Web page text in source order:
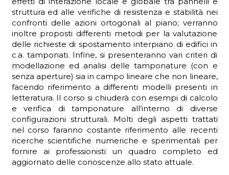
struttura ed alle verifiche di resistenza e stabilità nei
confronti delle azioni ortogonali al piano; verranno
inoltre proposti differenti metodi per la valutazione
delle richieste di spostamento interpiano di edifici in
c.a. tamponati. Infine, si presenteranno vari criteri di
modellazione ed analisi delle tamponature (con e
senza aperture) sia in campo lineare che non lineare,
facendo riferimento a differenti modelli presenti in
letteratura. Il corso si chiuderà con esempi di calcolo
e verifica di tamponature all’interno di diverse
configurazioni strutturali. Molti degli aspetti trattati
nel corso faranno costante riferimento alle recenti
ricerche scientifiche numeriche e sperimentali per
fornire ai professionisti un quadro completo ed
aggiornato delle conoscenze allo stato attuale.